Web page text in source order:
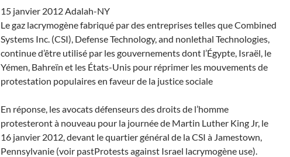
15 janvier 2012 Adalah-NY
Le gaz lacrymogène fabriqué par des entreprises telles que Combined
Systems Inc. (CSI), Defense Technology, and nonlethal Technologies,
continue d’être utilisé par les gouvernements dont l’Égypte, Israël, le
Yémen, Bahreïn et les États-Unis pour réprimer les mouvements de
protestation populaires en faveur de la justice sociale
En réponse, les avocats défenseurs des droits de l’homme
protesteront à nouveau pour la journée de Martin Luther King Jr, le
16 janvier 2012, devant le quartier général de la CSI à Jamestown,
Pennsylvanie (voir pastProtests against Israel lacrymogène use).